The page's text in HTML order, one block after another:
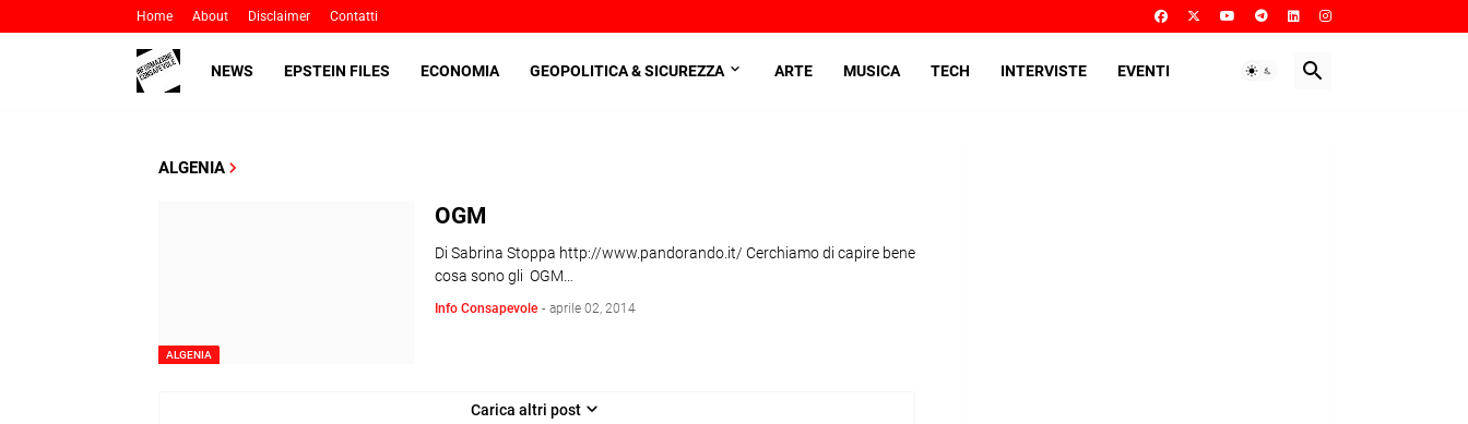
Home About Disclaimer Contatti
NEWS EPSTEIN FILES ECONOMIA GEOPOLITICA & SICUREZZA ARTE MUSICA TECH INTERVISTE EVENTI
ALGENIA
ALGENIA
OGM
Di Sabrina Stoppa http://www.pandorando.it/ Cerchiamo di capire bene
cosa sono gli OGM…
Info Consapevole - aprile 02, 2014
Carica altri post